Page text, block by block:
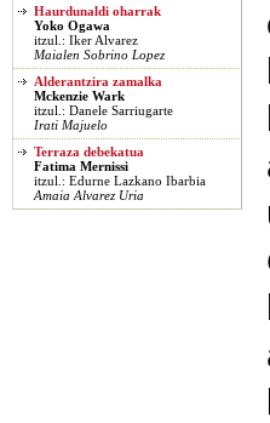
Haurdunaldi oharrak
Yoko Ogawa
itzul.: Iker Alvarez
Maialen Sobrino Lopez
Alderantzira zamalka
Mckenzie Wark
itzul.: Danele Sarriugarte
Irati Majuelo
Terraza debekatua
Fatima Mernissi
itzul.: Edurne Lazkano Ibarbia
Amaia Alvarez Uria